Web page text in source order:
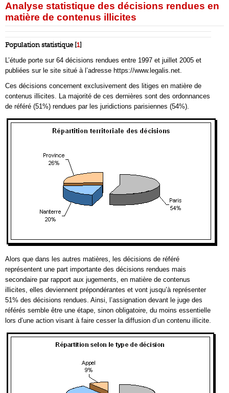
Analyse statistique des décisions rendues en
matière de contenus illicites
Population statistique [1]
L’étude porte sur 64 décisions rendues entre 1997 et juillet 2005 et
publiées sur le site situé à l’adresse https://www.legalis.net.
Ces décisions concernent exclusivement des litiges en matière de
contenus illicites. La majorité de ces dernières sont des ordonnances
de référé (51%) rendues par les juridictions parisiennes (54%).
Alors que dans les autres matières, les décisions de référé
représentent une part importante des décisions rendues mais
secondaire par rapport aux jugements, en matière de contenus
illicites, elles deviennent prépondérantes et vont jusqu’à représenter
51% des décisions rendues. Ainsi, l’assignation devant le juge des
référés semble être une étape, sinon obligatoire, du moins essentielle
lors d’une action visant à faire cesser la diffusion d’un contenu illicite.